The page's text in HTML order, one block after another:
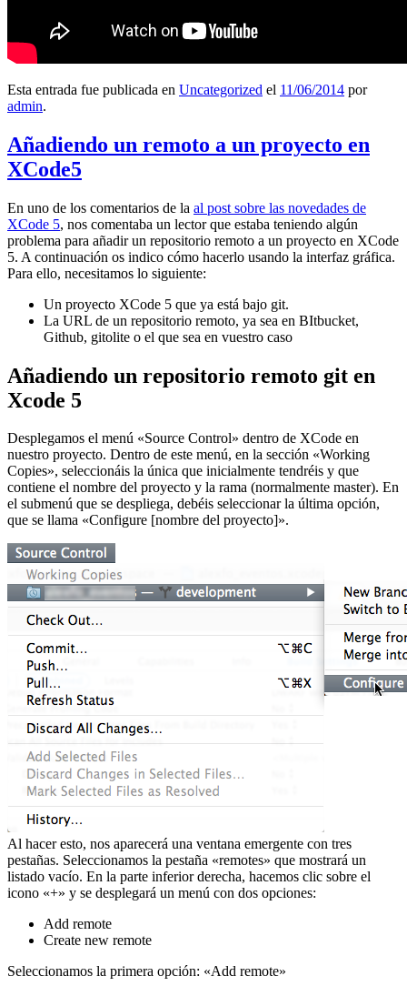
Esta entrada fue publicada en Uncategorized el 11/06/2014 por
admin.
Añadiendo un remoto a un proyecto en
XCode5
En uno de los comentarios de la al post sobre las novedades de
XCode 5, nos comentaba un lector que estaba teniendo algún
problema para añadir un repositorio remoto a un proyecto en XCode
5. A continuación os indico cómo hacerlo usando la interfaz gráfica.
Para ello, necesitamos lo siguiente:
Un proyecto XCode 5 que ya está bajo git.
La URL de un repositorio remoto, ya sea en BItbucket,
Github, gitolite o el que sea en vuestro caso
Añadiendo un repositorio remoto git en
Xcode 5
Desplegamos el menú «Source Control» dentro de XCode en
nuestro proyecto. Dentro de este menú, en la sección «Working
Copies», seleccionáis la única que inicialmente tendréis y que
contiene el nombre del proyecto y la rama (normalmente master). En
el submenú que se despliega, debéis seleccionar la última opción,
que se llama «Configure [nombre del proyecto]».
Al hacer esto, nos aparecerá una ventana emergente con tres
pestañas. Seleccionamos la pestaña «remotes» que mostrará un
listado vacío. En la parte inferior derecha, hacemos clic sobre el
icono «+» y se desplegará un menú con dos opciones:
Add remote
Create new remote
Seleccionamos la primera opción: «Add remote»